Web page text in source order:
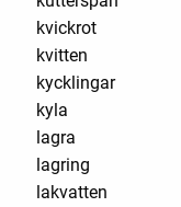
kvickrot
kvitten
kycklingar
kyla
lagra
lagring
lakvatten